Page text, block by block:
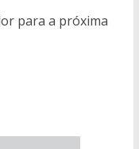
para a próxima